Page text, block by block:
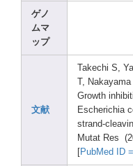
ゲノ
ムマ
ップ
文献
Takec hi S,
T, Nakayama
Growth inhib
Escherichia
strand-cle
Mutat Res
PubMed ID